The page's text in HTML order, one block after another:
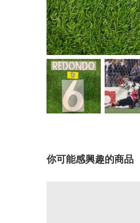
你可能感興趣的商品